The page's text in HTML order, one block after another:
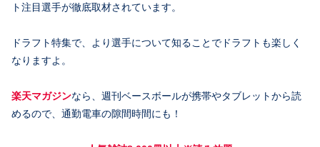
ト注目選手が徹底取材されています。
ドラフト特集で、より選手について知ることでドラフトも楽しく
なりますよ。
楽天マガジンなら、週刊ベースボールが携帯やタブレットから読
めるので、通勤電車の隙間時間にも！